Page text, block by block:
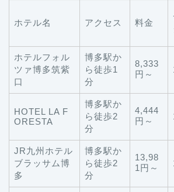
ホテル名 アクセス 料金
ホテルフォル
ツァ博多筑紫
口
博多駅か
ら徒歩1
分
8,333
円～
HOTEL LA F
ORESTA
博多駅か
ら徒歩2
分
4,444
円～
JR九州ホテル
ブラッサム博
多
博多駅か
ら徒歩2
分
13,98
1円～